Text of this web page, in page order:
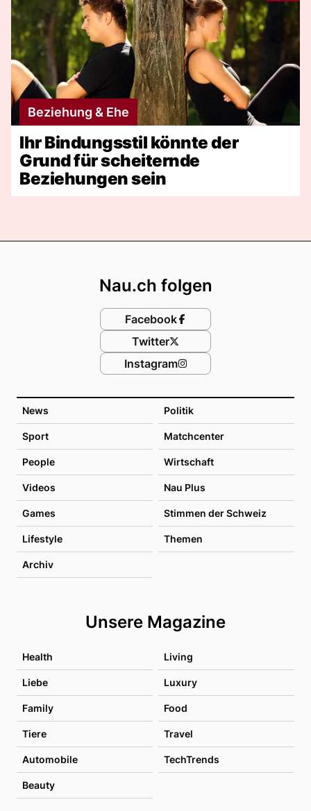
Beziehung & Ehe
Ihr Bindungsstil könnte der
Grund für scheiternde
Beziehungen sein
News Politik
Sport Matchcenter
People Wirtschaft
Videos Nau Plus
Games Stimmen der Schweiz
Lifestyle Themen
Archiv
Unsere Magazine
Health Living
Liebe Luxury
Family Food
Tiere Travel
Automobile TechTrends
Beauty
Nau.ch folgen
Facebook
Twitter
Instagram